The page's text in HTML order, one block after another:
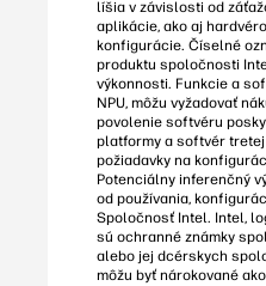
líšia v závislosti od
aplikácie, ako aj
konfigurácie. Číselné
produktu spoločnosti
výkonnosti. Funkcie a
NPU, môžu vyžadovať
povolenie softvéru
platformy a softvér
požiadavky na
Potenciálny inferenčný
od používania,
Spoločnosť Intel. Intel,
sú ochranné známky
alebo jej dcérskych
môžu byť nárokované